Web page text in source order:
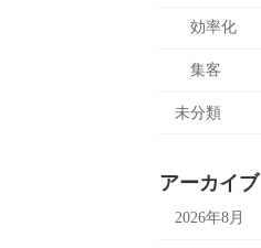
効率化
集客
未分類
アーカイブ
2026年8月